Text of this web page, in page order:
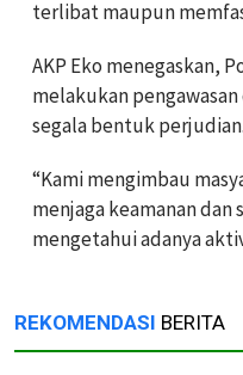
terlibat maupun
AKP Eko menegaskan,
melakukan
segala bentuk perjudian.
“Kami mengimbau
menjaga keamanan
mengetahui adanya
REKOMENDASI BERITA